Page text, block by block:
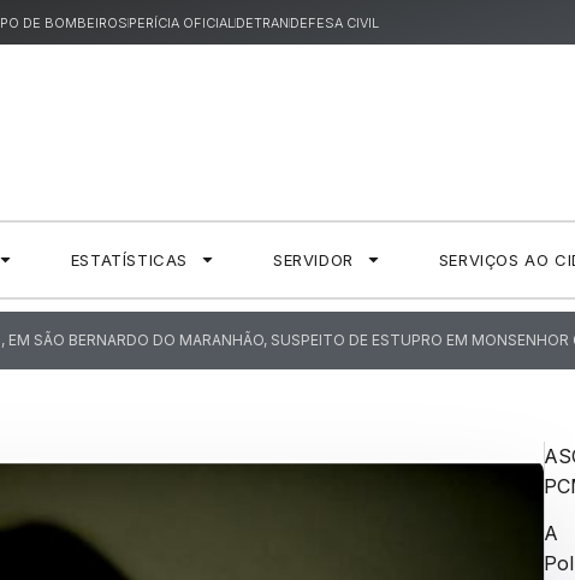
DE BOMBEIROSPERÍCIA OFICIALDETRANDEFESA CIVIL
ESTATÍSTICAS SERVIDOR SERVIÇOS AO
EM SÃO BERNARDO DO MARANHÃO, SUSPEITO DE ESTUPRO EM MONSENHOR
A